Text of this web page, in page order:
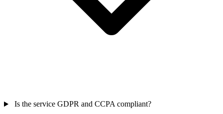
Is the service GDPR and CCPA compliant?